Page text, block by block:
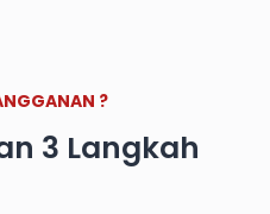
?
3 Langkah